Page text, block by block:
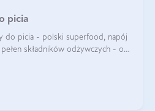
picia
do picia - polski superfood, napój
składników odżywczych - o